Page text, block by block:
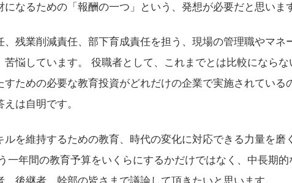
なるための「報酬の一つ」という、発想が必要だと思いま
残業削減責任、部下育成責任を担う、現場の管理職やマネ
悩しています。 役職者として、これまでとは比較にならな
ための必要な教育投資がどれだけの企業で実施されている
は自明です。
を維持するための教育、時代の変化に対応できる力量を磨
一年間の教育予算をいくらにするかだけではなく、中長期的